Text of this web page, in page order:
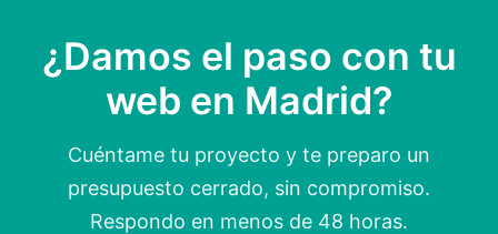
¿Damos el paso con tu
web en Madrid?
Cuéntame tu proyecto y te preparo un
presupuesto cerrado, sin compromiso.
Respondo en menos de 48 horas.